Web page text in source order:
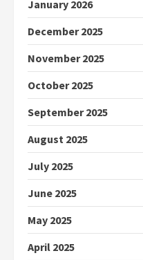
January 2026
December 2025
November 2025
October 2025
September 2025
August 2025
July 2025
June 2025
May 2025
April 2025